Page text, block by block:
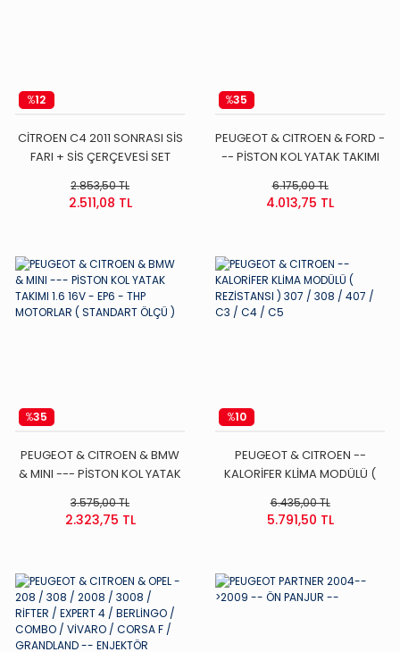
%12
CİTROEN C4 2011 SONRASI SİS
FARI + SİS ÇERÇEVESİ SET
2.853,50 TL
2.511,08 TL
%35
PEUGEOT & CITROEN & FORD -
-- PİSTON KOL YATAK TAKIMI
6.175,00 TL
4.013,75 TL
%35
PEUGEOT & CITROEN & BMW
& MINI --- PİSTON KOL YATAK
MOTORLAR ( STANDART ÖLÇÜ
)
3.575,00 TL
2.323,75 TL
%10
PEUGEOT & CITROEN --
KALORİFER KLİMA MODÜLÜ (
C3 / C4 / C5
6.435,00 TL
5.791,50 TL